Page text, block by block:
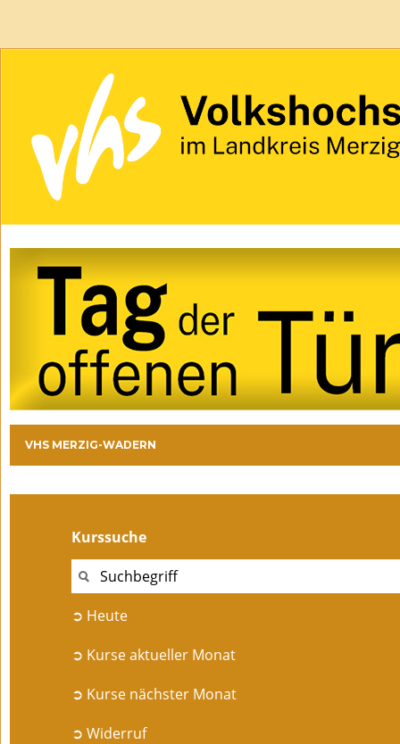
VHS MERZIG-WADERN
Kurssuche
➲ Heute
➲ Kurse aktueller Monat
➲ Kurse nächster Monat
➲ Widerruf